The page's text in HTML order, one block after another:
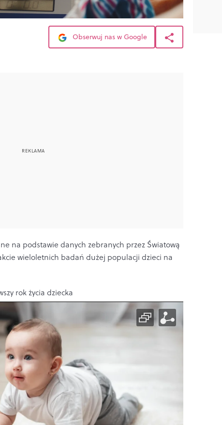
Obserwuj nas w Google
na podstawie danych zebranych przez Światową
wieloletnich badań dużej populacji dzieci na
rok życia dziecka